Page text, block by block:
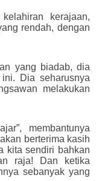
kerajaan,
rendah, dengan
yang biadab, dia
Dia seharusnya
melakukan
​​membantunya
berterima kasih
kita sendiri bahkan
raja! Dan ketika
sebanyak yang